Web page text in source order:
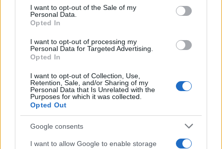
consent section.
I want to opt-out of the Sale of my
Personal Data.
Opted In
I want to opt-out of processing my
Personal Data for Targeted Advertising.
Opted In
I want to opt-out of Collection, Use,
Retention, Sale, and/or Sharing of my
Personal Data that Is Unrelated with the
Purposes for which it was collected.
Opted Out
Google consents
I want to allow Google to enable storage
TEMI: Centro Sportivo Olbia Raimondo Degortes
Notizie in tempo reale?
Entra nel canale telegram di
GalluraOggi.it